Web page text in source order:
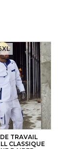
TRAVAIL
CLASSIQUE